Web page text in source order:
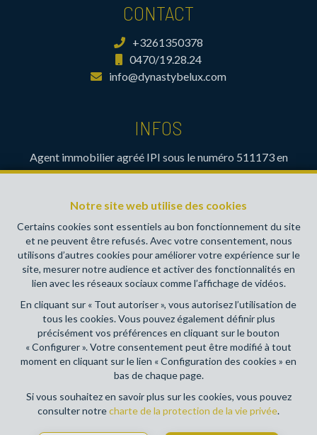
Notre site web utilise des cookies
Certains cookies sont essentiels au bon fonctionnement du site
et ne peuvent être refusés. Avec votre consentement, nous
utilisons d’autres cookies pour améliorer votre expérience sur le
site, mesurer notre audience et activer des fonctionnalités en
lien avec les réseaux sociaux comme l’affichage de vidéos.
En cliquant sur « Tout autoriser », vous autorisez l’utilisation de
tous les cookies. Vous pouvez également définir plus
précisément vos préférences en cliquant sur le bouton
« Configurer ». Votre consentement peut être modifié à tout
moment en cliquant sur le lien « Configuration des cookies » en
bas de chaque page.
Si vous souhaitez en savoir plus sur les cookies, vous pouvez
consulter notrecharte de la protection de la vie privée.
CONTACT
+3261350378
0470/19.28.24
info@dynastybelux.com
INFOS
Agent immobilier agréé IPI sous le numéro 511173 en
Belgique- Instance de contrôle: Institut professionnel des
(+32 2 505 38 50 - info@ipi.be) - Soumis au
déontologique de l’ IPI
RC professionnelle et cautionnement via AXA Belgium SA,
Place du Trône 1, 1000 Bruxelles – police n° 730390160.
Couverture valable pour les activités réalisées en Belgique
Conditions générales d'utilisation du site
Charte de la protection de la vie privée
Configuration des cookies